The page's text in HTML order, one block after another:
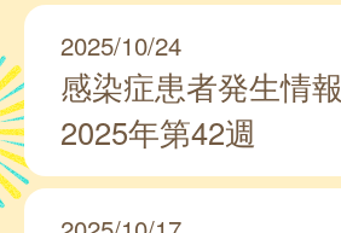
2025/10/24
感染症患者発生情報
2025年第42週